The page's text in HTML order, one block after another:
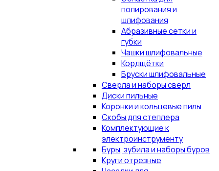
полирования и
шлифования
Абразивные сетки и
губки
Чашки шлифовальные
Кордщётки
Бруски шлифовальные
Сверла и наборы сверл
Диски пильные
Коронки и кольцевые пилы
Скобы для степлера
Комплектующие к
электроинструменту
Буры, зубила и наборы буров
Круги отрезные